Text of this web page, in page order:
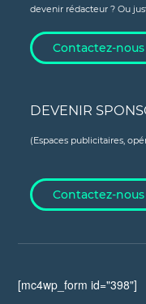
devenir rédacteur ? Ou
Contactez-nous
DEVENIR
(Espaces publicitaires,
Contactez-nous
[mc4wp_form id="398"]